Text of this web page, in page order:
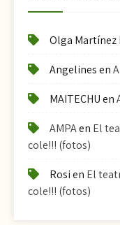
Olga Martínez
Angelinesen
MAITECHUen
AMPAen El
cole!!! (fotos)
Rosien El
cole!!! (fotos)